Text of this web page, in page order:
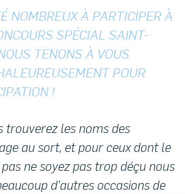
NOMBREUX À PARTICIPER À
SPÉCIAL SAINT-
TENONS À VOUS
POUR
!
trouverez les noms des
au sort, et pour ceux dont le
ne soyez pas trop déçu nous
d’autres occasions de